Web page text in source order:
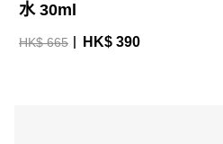
水 30ml
HK$ 665 HK$ 390